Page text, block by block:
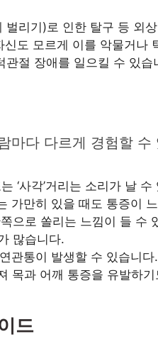
리기)로 인한 탈구 등 외
도 모르게 이를 악물거
관절 장애를 일으킬 수 있습
마다 다르게 경험할
는 ‘사각’거리는 소리가 날
가만히 있을 때도 통증이
으로 쏠리는 느낌이 들 수
많습니다.
관통이 발생할 수 있습니다.
목과 어깨 통증을 유발하
드